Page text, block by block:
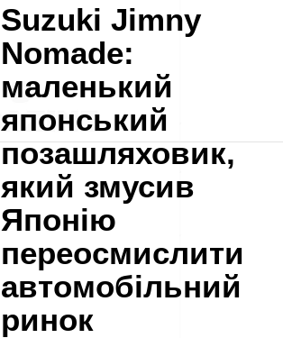
Suzuki Jimny
Nomade:
маленький
японський
позашляховик,
який змусив
Японію
переосмислити
автомобільний
ринок